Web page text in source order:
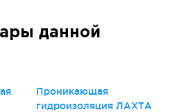
данной
Проникающая
гидроизоляция ЛАХТА